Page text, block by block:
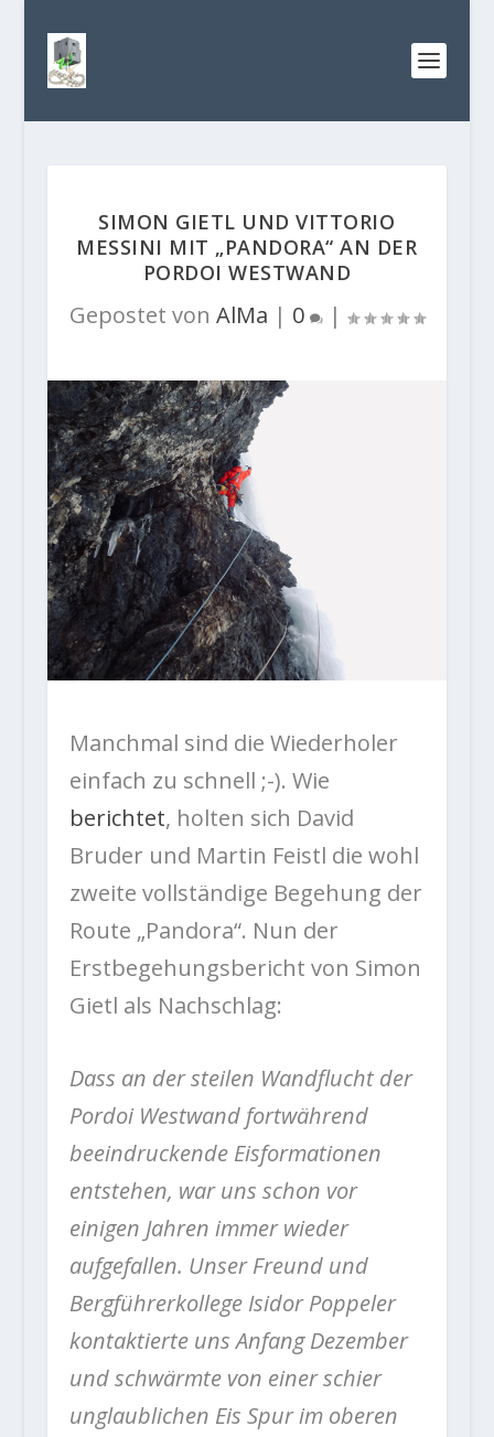
SIMON GIETL UND VITTORIO
MESSINI MIT „PANDORA“ AN DER
PORDOI WESTWAND
Gepostet von AlMa | 0 |
Manchmal sind die Wiederholer
einfach zu schnell ;-). Wie
berichtet, holten sich David
Bruder und Martin Feistl die wohl
zweite vollständige Begehung der
Route „Pandora“. Nun der
Erstbegehungsbericht von Simon
Gietl als Nachschlag:
Dass an der steilen Wandflucht der
Pordoi Westwand fortwährend
beeindruckende Eisformationen
entstehen, war uns schon vor
einigen Jahren immer wieder
aufgefallen. Unser Freund und
Bergführerkollege Isidor Poppeler
kontaktierte uns Anfang Dezember
und schwärmte von einer schier
unglaublichen Eis Spur im oberen